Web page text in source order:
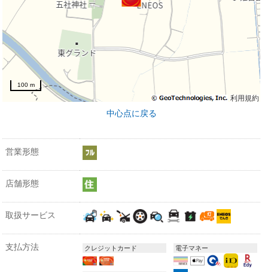
利用規約
100 m
中心点に戻る
営業形態
店舗形態
取扱サービス
支払方法 クレジットカード 電子マネー